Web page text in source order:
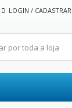
LOGIN / CADASTRAR